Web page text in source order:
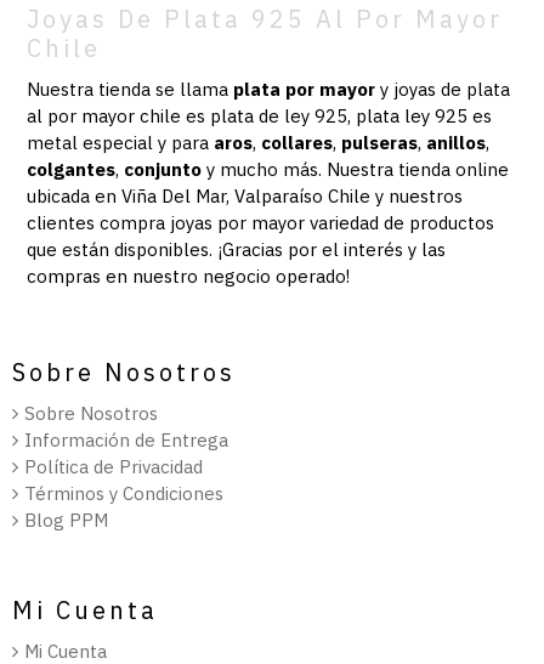
Joyas De Plata 925 Al Por Mayor
Chile
Nuestra tienda se llama plata por mayor y joyas de plata
al por mayor chile es plata de ley 925, plata ley 925 es
metal especial y para aros, collares, pulseras, anillos,
colgantes, conjunto y mucho más. Nuestra tienda online
ubicada en Viña Del Mar, Valparaíso Chile y nuestros
clientes compra joyas por mayor variedad de productos
que están disponibles. ¡Gracias por el interés y las
compras en nuestro negocio operado!
Sobre Nosotros
Sobre Nosotros
Información de Entrega
Política de Privacidad
Términos y Condiciones
Blog PPM
Mi Cuenta
Mi Cuenta